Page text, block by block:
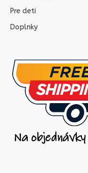
Pre deti
Doplnky